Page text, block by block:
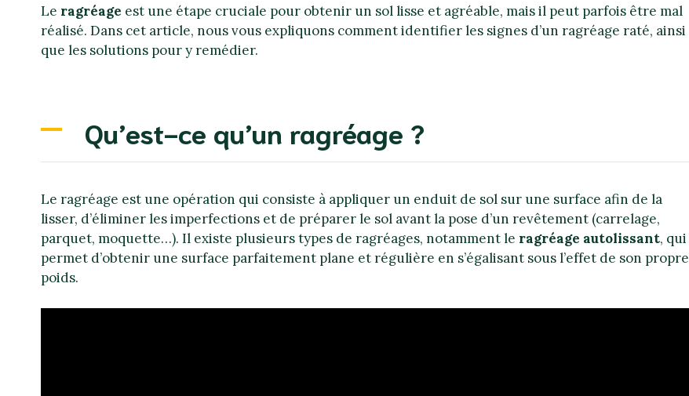
Le ragréage est une étape cruciale pour obtenir un sol lisse et agréable, mais il peut parfois être mal
réalisé. Dans cet article, nous vous expliquons comment identifier les signes d’un ragréage raté, ainsi
que les solutions pour y remédier.
Qu’est-ce qu’un ragréage ?
Le ragréage est une opération qui consiste à appliquer un enduit de sol sur une surface afin de la
lisser, d’éliminer les imperfections et de préparer le sol avant la pose d’un revêtement (carrelage,
parquet, moquette…). Il existe plusieurs types de ragréages, notamment le ragréage autolissant, qui
permet d’obtenir une surface parfaitement plane et régulière en s’égalisant sous l’effet de son propre
poids.